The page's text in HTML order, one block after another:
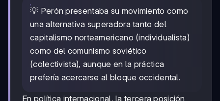
💡 Perón presentaba su movimiento como
una alternativa superadora tanto del
capitalismo norteamericano (individualista)
como del comunismo soviético
(colectivista), aunque en la práctica
prefería acercarse al bloque occidental.
En política internacional, la tercera posición